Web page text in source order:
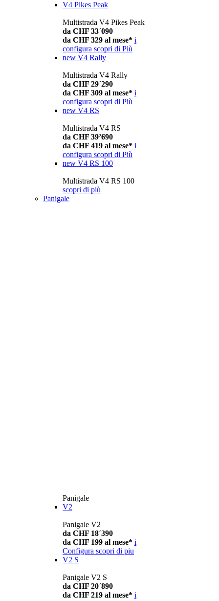
V4 Pikes Peak
Multistrada V4 Pikes Peak
da CHF 33´090
da CHF 329 al mese* i
configura scopri di Più
new V4 Rally
Multistrada V4 Rally
da CHF 29´290
da CHF 309 al mese* i
configura scopri di Più
new V4 RS
Multistrada V4 RS
da CHF 39’690
da CHF 419 al mese* i
configura scopri di Più
new V4 RS 100
Multistrada V4 RS 100
scopri di più
Panigale
Panigale
V2
Panigale V2
da CHF 18´390
da CHF 199 al mese* i
Configura scopri di piu
V2 S
Panigale V2 S
da CHF 20´890
da CHF 219 al mese* i